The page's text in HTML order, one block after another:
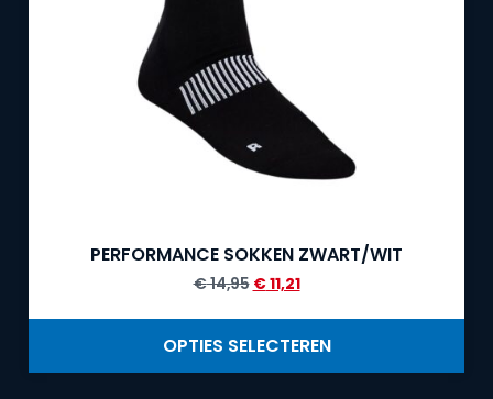
PERFORMANCE SOKKEN ZWART/WIT
€14,95 €11,21
OPTIES SELECTEREN